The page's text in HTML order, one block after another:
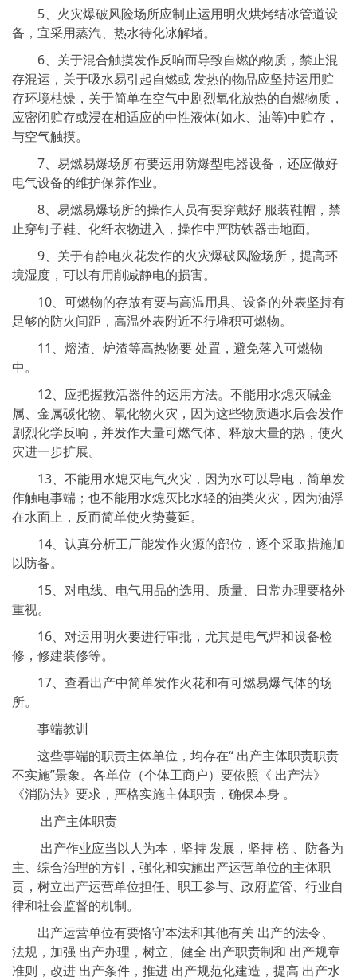
5、火灾爆破风险场所应制止运用明火烘烤结冰管道设
备，宜采用蒸汽、热水待化冰解堵。
6、关于混合触摸发作反响而导致自燃的物质，禁止混
存混运，关于吸水易引起自燃或 发热的物品应坚持运用贮
存环境枯燥，关于简单在空气中剧烈氧化放热的自燃物质，
应密闭贮存或浸在相适应的中性液体(如水、油等)中贮存，
与空气触摸。
7、易燃易爆场所有要运用防爆型电器设备，还应做好
电气设备的维护保养作业。
8、易燃易爆场所的操作人员有要穿戴好 服装鞋帽，禁
止穿钉子鞋、化纤衣物进入，操作中严防铁器击地面。
9、关于有静电火花发作的火灾爆破风险场所，提高环
境湿度，可以有用削减静电的损害。
10、可燃物的存放有要与高温用具、设备的外表坚持有
足够的防火间距，高温外表附近不行堆积可燃物。
11、熔渣、炉渣等高热物要 处置，避免落入可燃物
中。
12、应把握救活器件的运用方法。不能用水熄灭碱金
属、金属碳化物、氧化物火灾，因为这些物质遇水后会发作
剧烈化学反响，并发作大量可燃气体、释放大量的热，使火
灾进一步扩展。
13、不能用水熄灭电气火灾，因为水可以导电，简单发
作触电事端；也不能用水熄灭比水轻的油类火灾，因为油浮
在水面上，反而简单使火势蔓延。
14、认真分析工厂能发作火源的部位，逐个采取措施加
以防备。
15、对电线、电气用品的选用、质量、日常办理要格外
重视。
16、对运用明火要进行审批，尤其是电气焊和设备检
修，修建装修等。
17、查看出产中简单发作火花和有可燃易爆气体的场
所。
事端教训
这些事端的职责主体单位，均存在“ 出产主体职责职责
不实施”景象。各单位（个体工商户）要依照《 出产法》
《消防法》要求，严格实施主体职责，确保本身 。
出产主体职责
出产作业应当以人为本，坚持 发展，坚持 榜 、防备为
主、综合治理的方针，强化和实施出产运营单位的主体职
责，树立出产运营单位担任、职工参与、政府监管、行业自
律和社会监督的机制。
出产运营单位有要恪守本法和其他有关 出产的法令、
法规，加强 出产办理，树立、健全 出产职责制和 出产规章
准则，改进 出产条件，推进 出产规范化建造，提高 出产水